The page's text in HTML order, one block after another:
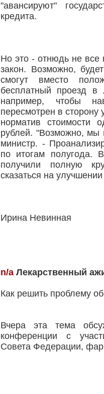
"авансируют"
кредита.
Но это - отнюдь не все
закон. Возможно,
смогут вместо
бесплатный проезд
например, чтобы
пересмотрен в сторону
норматив стоимости
рублей. "Возможно, мы
министр. -
по итогам полугода.
получили полную
сказаться на
Ирина Невинная
n/a Лекарственный
Как решить проблему
Вчера эта тема
конференции с
Совета Федерации,